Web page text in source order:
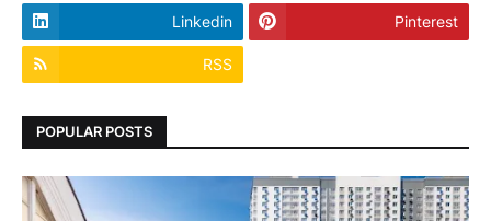
Linkedin Pinterest
RSS
POPULAR POSTS